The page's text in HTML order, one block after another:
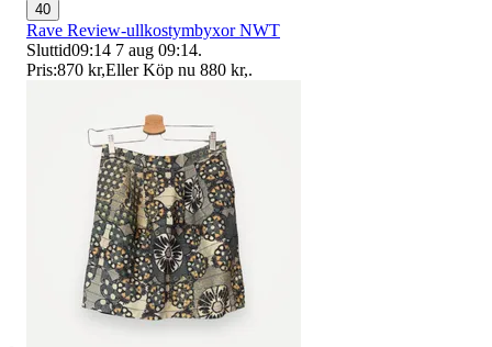
40
Rave Review-ullkostymbyxor NWT
Sluttid09:14 7 aug 09:14.
Pris:870 kr,Eller Köp nu 880 kr,.